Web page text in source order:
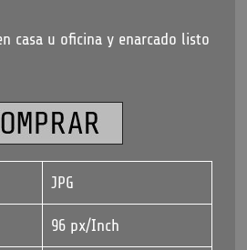
casa u oficina y enarcado listo
JPG
96 px/Inch